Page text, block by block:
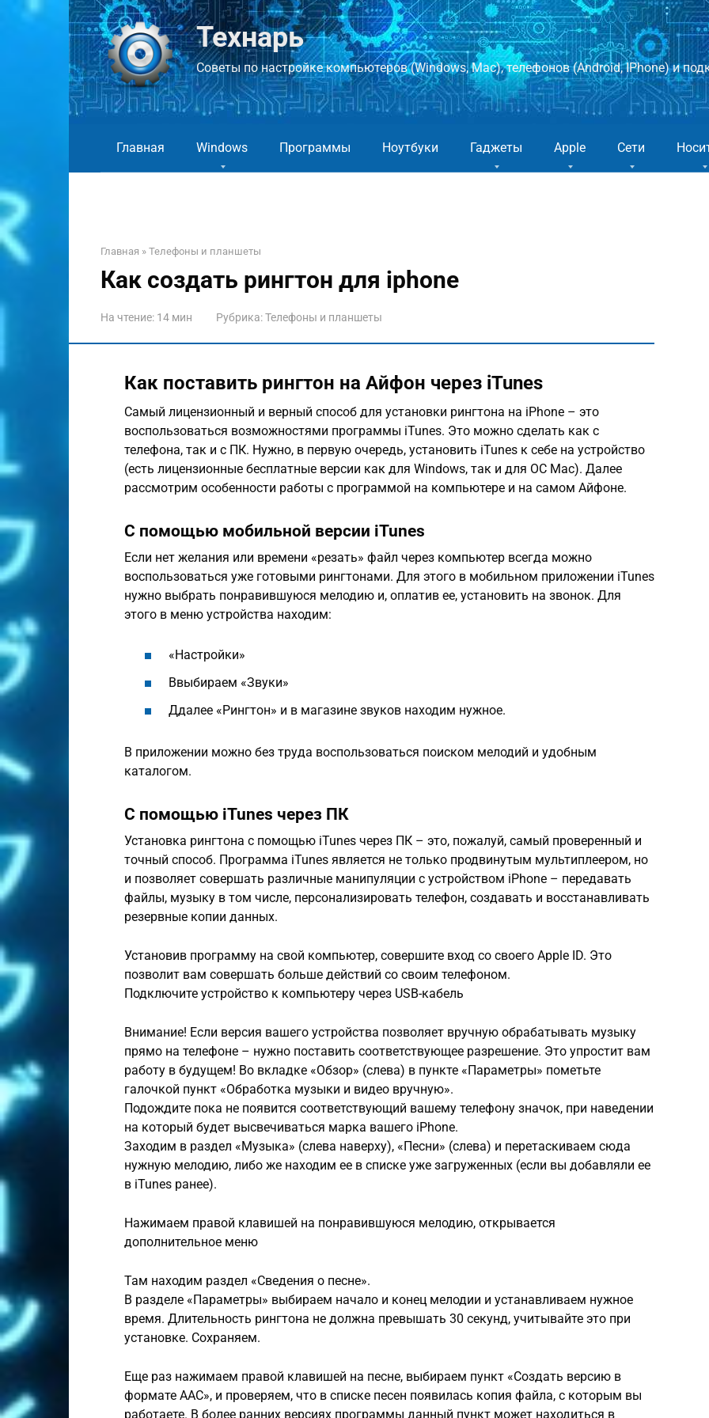
Перейти
Технарь
Советы по настройке компьютеров (Windows, Mac), телефонов (Android, IPhone) и
Главная Windows Программы Ноутбуки Гаджеты Apple Сети
Главная » Телефоны и планшеты
Как создать рингтон для iphone
На чтение: 14 мин Рубрика:Телефоны и планшеты
Как поставить рингтон на Айфон через iTunes
Самый лицензионный и верный способ для установки рингтона на iPhone – это
воспользоваться возможностями программы iTunes. Это можно сделать как с
телефона, так и с ПК. Нужно, в первую очередь, установить iTunes к себе на устройство
(есть лицензионные бесплатные версии как для Windows, так и для OC Mac). Далее
рассмотрим особенности работы с программой на компьютере и на самом Айфоне.
С помощью мобильной версии iTunes
Если нет желания или времени «резать» файл через компьютер всегда можно
воспользоваться уже готовыми рингтонами. Для этого в мобильном приложении iTunes
нужно выбрать понравившуюся мелодию и, оплатив ее, установить на звонок. Для
этого в меню устройства находим:
«Настройки»
Ввыбираем «Звуки»
Ддалее «Рингтон» и в магазине звуков находим нужное.
В приложении можно без труда воспользоваться поиском мелодий и удобным
каталогом.
С помощью iTunes через ПК
Установка рингтона с помощью iTunes через ПК – это, пожалуй, самый проверенный и
точный способ. Программа iTunes является не только продвинутым мультиплеером, но
и позволяет совершать различные манипуляции с устройством iPhone – передавать
файлы, музыку в том числе, персонализировать телефон, создавать и восстанавливать
резервные копии данных.
Установив программу на свой компьютер, совершите вход со своего Apple ID. Это
позволит вам совершать больше действий со своим телефоном.
Подключите устройство к компьютеру через USB-кабель
Внимание! Если версия вашего устройства позволяет вручную обрабатывать музыку
прямо на телефоне – нужно поставить соответствующее разрешение. Это упростит вам
работу в будущем! Во вкладке «Обзор» (слева) в пункте «Параметры» пометьте
галочкой пункт «Обработка музыки и видео вручную».
Подождите пока не появится соответствующий вашему телефону значок, при наведении
на который будет высвечиваться марка вашего iPhone.
Заходим в раздел «Музыка» (слева наверху), «Песни» (слева) и перетаскиваем сюда
нужную мелодию, либо же находим ее в списке уже загруженных (если вы добавляли ее
в iTunes ранее).
Нажимаем правой клавишей на понравившуюся мелодию, открывается
дополнительное меню
Там находим раздел «Сведения о песне».
В разделе «Параметры» выбираем начало и конец мелодии и устанавливаем нужное
время. Длительность рингтона не должна превышать 30 секунд, учитывайте это при
установке. Сохраняем.
Еще раз нажимаем правой клавишей на песне, выбираем пункт «Создать версию в
формате AAC», и проверяем, что в списке песен появилась копия файла, с которым вы
работаете. В более ранних версиях программы данный пункт может находиться в